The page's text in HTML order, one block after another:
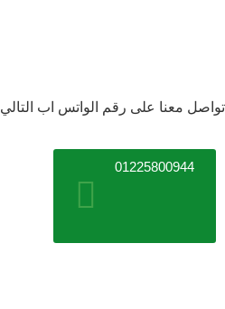
معنا على رقم الواتس اب التالي
01225800944